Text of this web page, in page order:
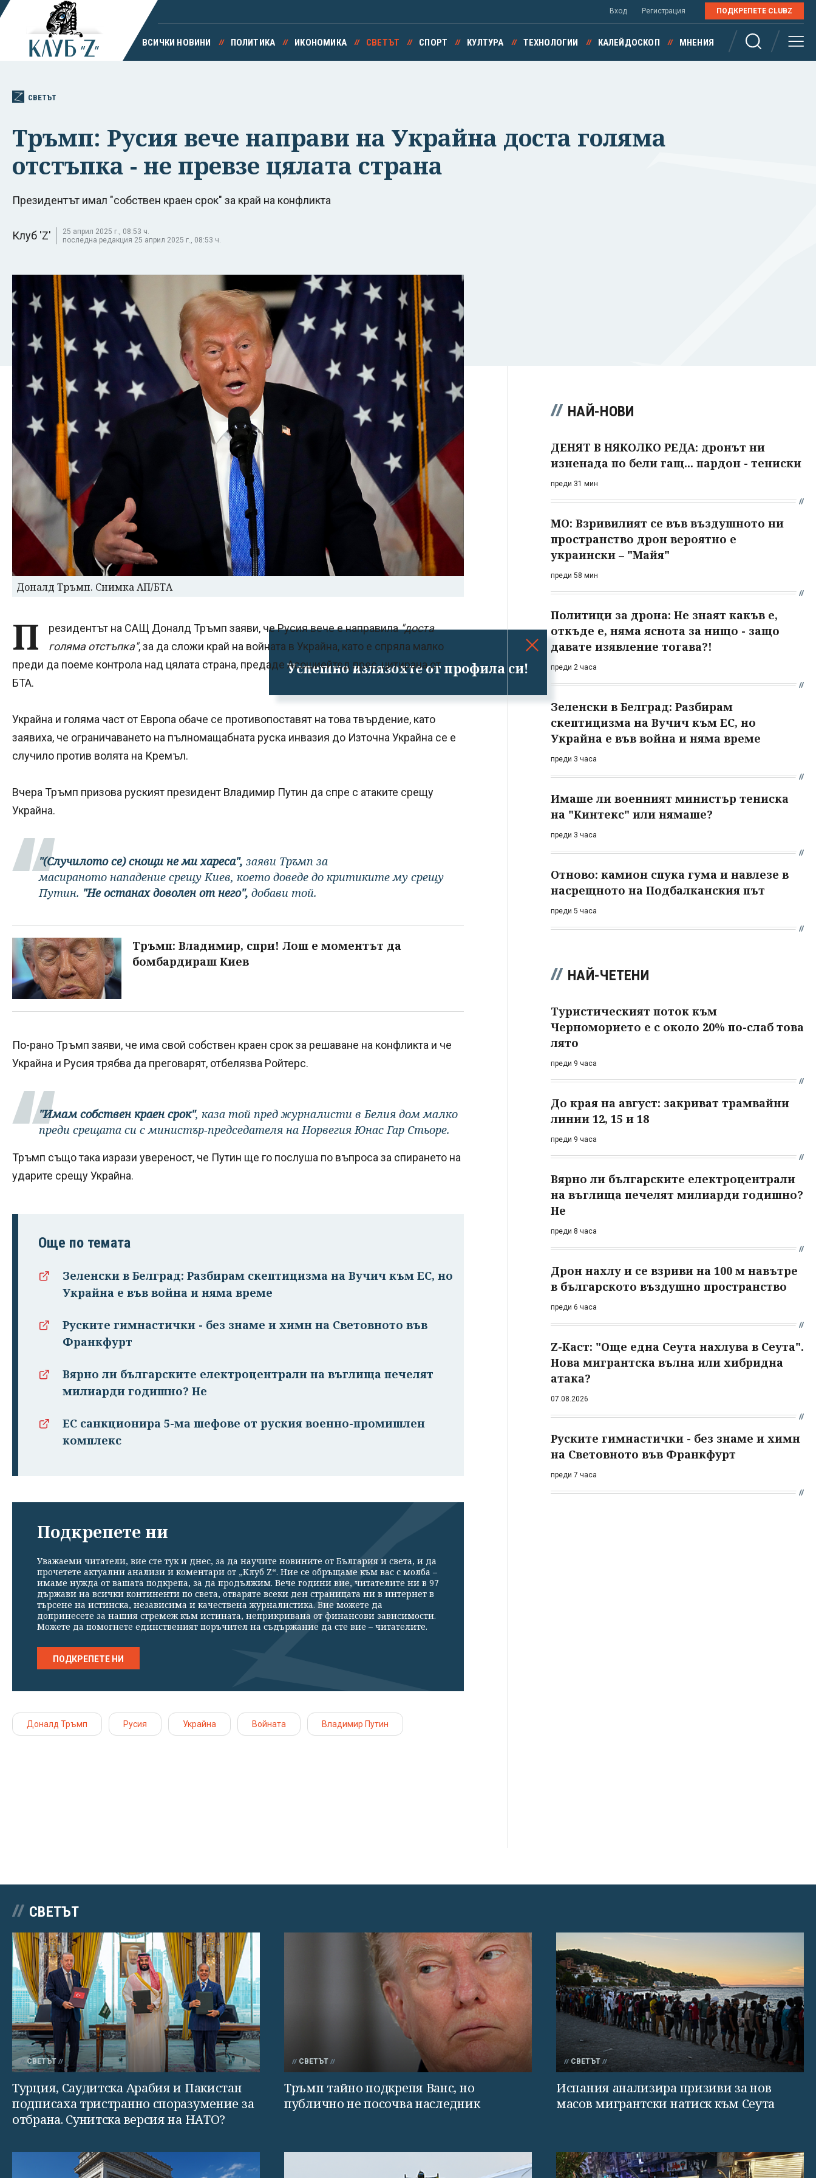
Успешно излязохте от профила си!
Вход Регистрация ПОДКРЕПЕТЕ CLUBZ
ВСИЧКИ НОВИНИ ПОЛИТИКА ИКОНОМИКА СВЕТЪТ СПОРТ КУЛТУРА ТЕХНОЛОГИИ КАЛЕЙДОСКОП МНЕНИЯ
СВЕТЪТ
Тръмп: Русия вече направи на Украйна доста голяма
отстъпка - не превзе цялата страна
Президентът имал "собствен краен срок" за край на конфликта
Клуб 'Z'
25 април 2025 г., 08:53 ч.
последна редакция 25 април 2025 г., 08:53 ч.
Доналд Тръмп. Снимка АП/БТА
П резидентът на САЩ Доналд Тръмп заяви, че Русия вече е направила"доста
голяма отстъпка", за да сложи край на войната в Украйна, като е спряла малко
преди да поеме контрола над цялата страна, предаде Асошиейтед прес, цитирана от
БТА.
Украйна и голяма част от Европа обаче се противопоставят на това твърдение, като
заявиха, че ограничаването на пълномащабната руска инвазия до Източна Украйна се е
случило против волята на Кремъл.
Вчера Тръмп призова руският президент Владимир Путин да спре с атаките срещу
Украйна.
"(Случилото се) снощи не ми хареса", заяви Тръмп за
масираното нападение срещу Киев, което доведе до критиките му срещу
Путин. "Не останах доволен от него", добави той.
Тръмп: Владимир, спри! Лош е моментът да
бомбардираш Киев
По-рано Тръмп заяви, че има свой собствен краен срок за решаване на конфликта и че
Украйна и Русия трябва да преговарят, отбелязва Ройтерс.
"Имам собствен краен срок", каза той пред журналисти в Белия дом малко
преди срещата си с министър-председателя на Норвегия Юнас Гар Стьоре.
Тръмп също така изрази увереност, че Путин ще го послуша по въпроса за спирането на
ударите срещу Украйна.
Още по темата
Зеленски в Белград: Разбирам скептицизма на Вучич към ЕС, но
Украйна е във война и няма време
Руските гимнастички - без знаме и химн на Световното във
Франкфурт
Вярно ли българските електроцентрали на въглища печелят
милиарди годишно? Не
ЕС санкционира 5-ма шефове от руския военно-промишлен
комплекс
Подкрепете ни
Уважаеми читатели, вие сте тук и днес, за да научите новините от България и света, и да
прочетете актуални анализи и коментари от „Клуб Z“. Ние се обръщаме към вас с молба –
имаме нужда от вашата подкрепа, за да продължим. Вече години вие, читателите ни в 97
държави на всички континенти по света, отваряте всеки ден страницата ни в интернет в
търсене на истинска, независима и качествена журналистика. Вие можете да
допринесете за нашия стремеж към истината, неприкривана от финансови зависимости.
Можете да помогнете единственият поръчител на съдържание да сте вие – читателите.
ПОДКРЕПЕТЕ НИ
Доналд Тръмп Русия Украйна Войната Владимир Путин
НАЙ-НОВИ
ДЕНЯТ В НЯКОЛКО РЕДА: дронът ни
изненада по бели гащ... пардон - тениски
преди 31 мин
МО: Взривилият се във въздушното ни
пространство дрон вероятно е
украински – "Майя"
преди 58 мин
Политици за дрона: Не знаят какъв е,
откъде е, няма яснота за нищо - защо
давате изявление тогава?!
преди 2 часа
Зеленски в Белград: Разбирам
скептицизма на Вучич към ЕС, но
Украйна е във война и няма време
преди 3 часа
Имаше ли военният министър тениска
на "Кинтекс" или нямаше?
преди 3 часа
Отново: камион спука гума и навлезе в
насрещното на Подбалканския път
преди 5 часа
НАЙ-ЧЕТЕНИ
Туристическият поток към
Черноморието е с около 20% по-слаб това
лято
преди 9 часа
До края на август: закриват трамвайни
линии 12, 15 и 18
преди 9 часа
Вярно ли българските електроцентрали
на въглища печелят милиарди годишно?
Не
преди 8 часа
Дрон нахлу и се взриви на 100 м навътре
в българското въздушно пространство
преди 6 часа
Z-Каст: "Още една Сеута нахлува в Сеута".
Нова мигрантска вълна или хибридна
атака?
07.08.2026
Руските гимнастички - без знаме и химн
на Световното във Франкфурт
преди 7 часа
СВЕТЪТ
СВЕТЪТ
Турция, Саудитска Арабия и Пакистан
подписаха тристранно споразумение за
отбрана. Сунитска версия на НАТО?
СВЕТЪТ
Тръмп тайно подкрепя Ванс, но
публично не посочва наследник
СВЕТЪТ
Испания анализира призиви за нов
масов мигрантски натиск към Сеута